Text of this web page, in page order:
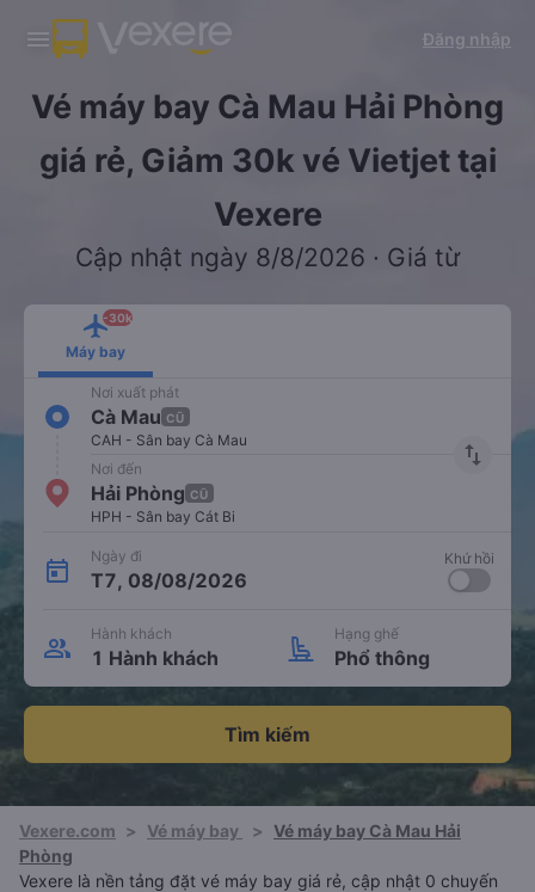
Tải app Vexere ngay!
Nhận ưu đãi thành viên độc
Mở app
Tải app Vexere
-30k/ghế khi đặt vé máy bay qua
Mở app
Đăng nhập
Vé máy bay Cà Mau Hải Phòng
giá rẻ, Giảm 30k vé Vietjet tại
Vexere
Cập nhật ngày 8/8/2026 · Giá từ
Máy bay
-30k
Nơi xuất phát
Cà Mau CŨ
CAH - Sân bay Cà Mau
import_export
Nơi đến
Hải Phòng CŨ
HPH - Sân bay Cát Bi
Ngày đi
T7, 08/08/2026
Khứ hồi
Hành khách
1 Hành khách
Hạng ghế
Phổ thông
Tìm kiếm
Vexere.com > Vé máy bay > Vé máy bay Cà Mau Hải
Phòng
Vexere là nền tảng đặt vé máy bay giá rẻ, cập nhật 0 chuyến